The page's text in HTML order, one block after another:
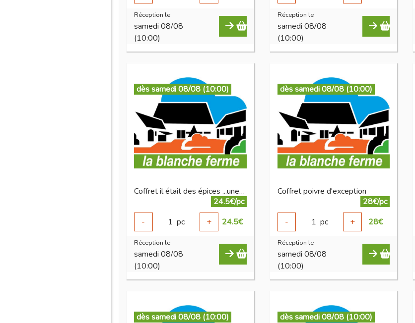
Réception le
samedi 08/08
(10:00)
Réception le
samedi 08/08
(10:00)
dès samedi 08/08 (10:00)
Coffret il était des épices ...une fois
24.5€/pc
-
1 pc + 24.5€
Réception le
samedi 08/08
(10:00)
dès samedi 08/08 (10:00)
Coffret poivre d'exception
28€/pc
-
1 pc + 28€
Réception le
samedi 08/08
(10:00)
dès samedi 08/08 (10:00) dès samedi 08/08 (10:00)